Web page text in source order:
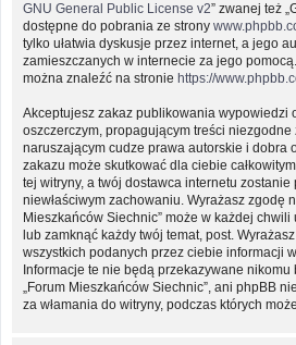
GNU General Public License v2” zwanej też
dostępne do pobrania ze strony
tylko ułatwia dyskusje przez internet, a jego
zamieszczanych w internecie za jego
można znaleźć na stronie https://
Akceptujesz zakaz publikowania wypowiedzi
oszczerczym, propagującym treści
naruszającym cudze prawa autorskie i dobra
zakazu może skutkować dla ciebie
tej witryny, a twój dostawca internetu
niewłaściwym zachowaniu. Wyrażasz zgodę
Mieszkańców Siechnic” może w każdej
lub zamknąć każdy twój temat, post.
wszystkich podanych przez ciebie informacji
Informacje te nie będą przekazywane nikomu
„Forum Mieszkańców Siechnic”, ani phpBB
za włamania do witryny, podczas których